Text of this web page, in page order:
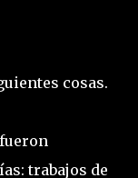
cosas.
trabajos de